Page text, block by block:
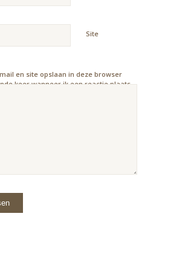
Site
en site opslaan in deze browser
keer wanneer ik een reactie plaats.